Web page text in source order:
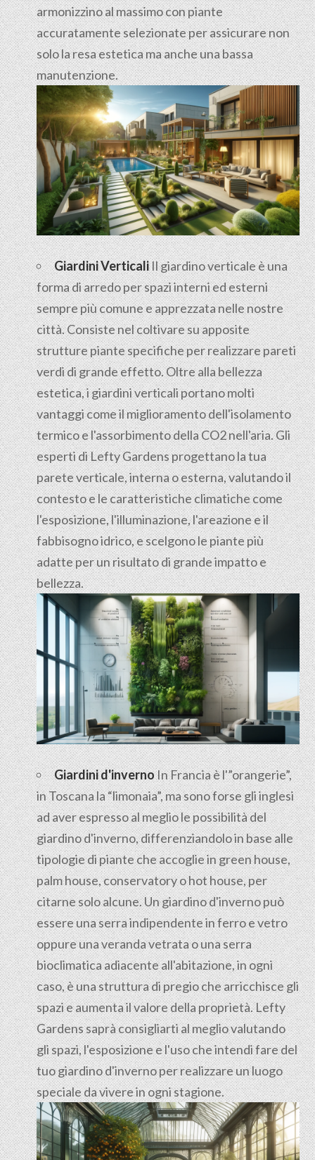
armonizzino al massimo con piante
accuratamente selezionate per assicurare non
solo la resa estetica ma anche una bassa
manutenzione.
Giardini VerticaliIl giardino verticale è una
forma di arredo per spazi interni ed esterni
sempre più comune e apprezzata nelle nostre
città. Consiste nel coltivare su apposite
strutture piante specifiche per realizzare pareti
verdi di grande effetto. Oltre alla bellezza
estetica, i giardini verticali portano molti
vantaggi come il miglioramento dell'isolamento
termico e l'assorbimento della CO2 nell'aria. Gli
esperti di Lefty Gardens progettano la tua
parete verticale, interna o esterna, valutando il
contesto e le caratteristiche climatiche come
l'esposizione, l'illuminazione, l'areazione e il
fabbisogno idrico, e scelgono le piante più
adatte per un risultato di grande impatto e
bellezza.
Giardini d'invernoIn Francia è l'”orangerie”,
in Toscana la “limonaia”, ma sono forse gli inglesi
ad aver espresso al meglio le possibilità del
giardino d'inverno, differenziandolo in base alle
tipologie di piante che accoglie in green house,
palm house, conservatory o hot house, per
citarne solo alcune. Un giardino d'inverno può
essere una serra indipendente in ferro e vetro
oppure una veranda vetrata o una serra
bioclimatica adiacente all'abitazione, in ogni
caso, è una struttura di pregio che arricchisce gli
spazi e aumenta il valore della proprietà. Lefty
Gardens saprà consigliarti al meglio valutando
gli spazi, l'esposizione e l'uso che intendi fare del
tuo giardino d'inverno per realizzare un luogo
speciale da vivere in ogni stagione.